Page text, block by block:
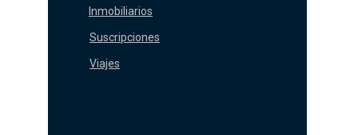
Inmobiliarios
Viajes
Suscripciones